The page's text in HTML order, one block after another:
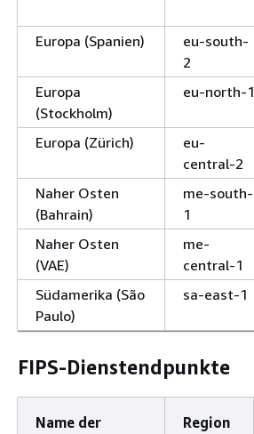
Europa (Spanien)
eu-south-
2
Europa
(Stockholm)
eu-north-1
Europa (Zürich)
eu-
central-2
Naher Osten
(Bahrain)
me-south-
1
Naher Osten
(VAE)
me-
central-1
Südamerika (São
Paulo)
sa-east-1
FIPS-Dienstendpunkte
Name der Region